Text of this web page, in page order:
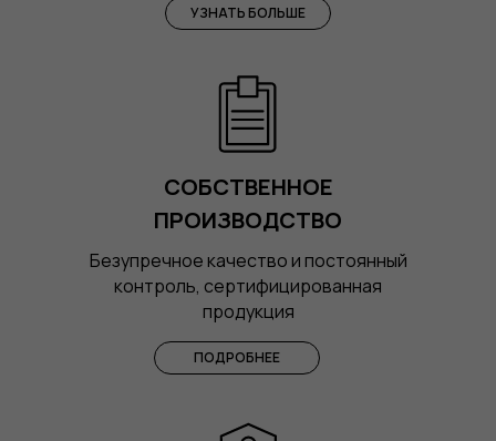
Безупречное качество и постоянный
контроль, сертифицированная
продукция
СОБСТВЕННОЕ
ПРОИЗВОДСТВО
УЗНАТЬ БОЛЬШЕ
ПОДРОБНЕЕ